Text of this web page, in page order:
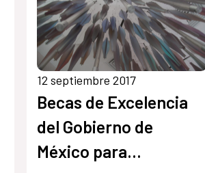
12 septiembre 2017
Becas de Excelencia
del Gobierno de
México para